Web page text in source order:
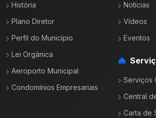
História
Plano Diretor
Perfil do Município
Lei Orgânica
Aeroporto Municipal
Condomínios Empresariais
Notícias
Vídeos
Eventos
Serviços
Central
Carta de